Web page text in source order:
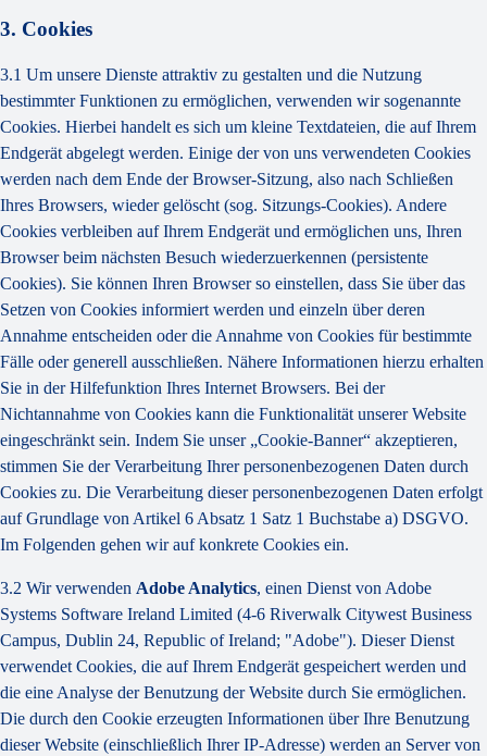
3. Cookies
3.1 Um unsere Dienste attraktiv zu gestalten und die Nutzung
bestimmter Funktionen zu ermöglichen, verwenden wir sogenannte
Cookies. Hierbei handelt es sich um kleine Textdateien, die auf Ihrem
Endgerät abgelegt werden. Einige der von uns verwendeten Cookies
werden nach dem Ende der Browser-Sitzung, also nach Schließen
Ihres Browsers, wieder gelöscht (sog. Sitzungs-Cookies). Andere
Cookies verbleiben auf Ihrem Endgerät und ermöglichen uns, Ihren
Browser beim nächsten Besuch wiederzuerkennen (persistente
Cookies). Sie können Ihren Browser so einstellen, dass Sie über das
Setzen von Cookies informiert werden und einzeln über deren
Annahme entscheiden oder die Annahme von Cookies für bestimmte
Fälle oder generell ausschließen. Nähere Informationen hierzu erhalten
Sie in der Hilfefunktion Ihres Internet Browsers. Bei der
Nichtannahme von Cookies kann die Funktionalität unserer Website
eingeschränkt sein. Indem Sie unser „Cookie-Banner“ akzeptieren,
stimmen Sie der Verarbeitung Ihrer personenbezogenen Daten durch
Cookies zu. Die Verarbeitung dieser personenbezogenen Daten erfolgt
auf Grundlage von Artikel 6 Absatz 1 Satz 1 Buchstabe a) DSGVO.
Im Folgenden gehen wir auf konkrete Cookies ein.
3.2 Wir verwenden Adobe Analytics, einen Dienst von Adobe
Systems Software Ireland Limited (4-6 Riverwalk Citywest Business
Campus, Dublin 24, Republic of Ireland; "Adobe"). Dieser Dienst
verwendet Cookies, die auf Ihrem Endgerät gespeichert werden und
die eine Analyse der Benutzung der Website durch Sie ermöglichen.
Die durch den Cookie erzeugten Informationen über Ihre Benutzung
dieser Website (einschließlich Ihrer IP-Adresse) werden an Server von